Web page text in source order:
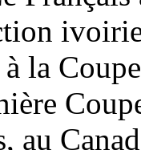
la
au